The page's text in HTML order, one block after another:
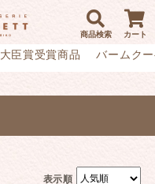
商品検索 カート
大臣賞受賞商品 バームク
表示順